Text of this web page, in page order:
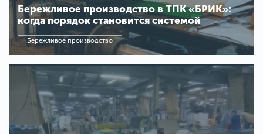
Бережливое производство в ТПК «БРИК»:
когда порядок становится системой
Бережливое производство